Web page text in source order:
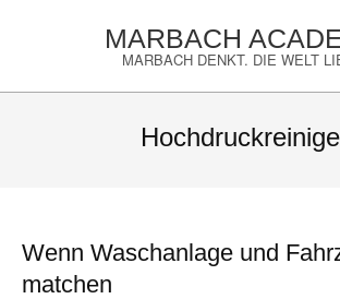
MARBACH
MARBACH DENKT. DIE WELT
Wenn Waschanlage und
matchen